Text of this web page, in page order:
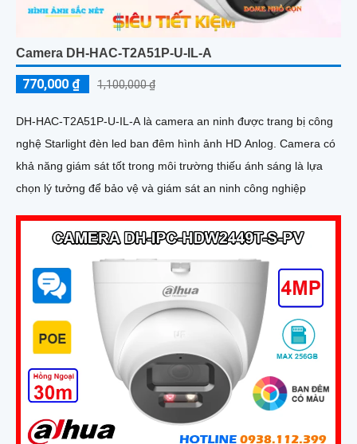
Camera DH-HAC-T2A51P-U-IL-A
770,000 ₫ 1,100,000 ₫
DH-HAC-T2A51P-U-IL-A là camera an ninh được trang bị công
nghệ Starlight đèn led ban đêm hình ảnh HD Anlog. Camera có
khả năng giám sát tốt trong môi trường thiếu ánh sáng là lựa
chọn lý tưởng để bảo vệ và giám sát an ninh công nghiệp